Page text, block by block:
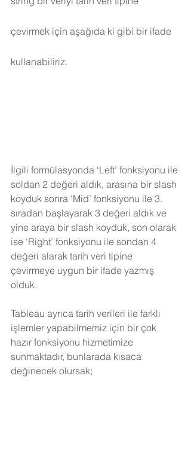
çevirmek için aşağıda ki gibi bir ifade
kullanabiliriz.
İlgili formülasyonda ‘Left’ fonksiyonu ile
soldan 2 değeri aldık, arasına bir slash
koyduk sonra ‘Mid’ fonksiyonu ile 3.
sıradan başlayarak 3 değeri aldık ve
yine araya bir slash koyduk, son olarak
ise ‘Right’ fonksiyonu ile sondan 4
değeri alarak tarih veri tipine
çevirmeye uygun bir ifade yazmış
olduk.
Tableau ayrıca tarih verileri ile farklı
işlemler yapabilmemiz için bir çok
hazır fonksiyonu hizmetimize
sunmaktadır, bunlarada kısaca
değinecek olursak;